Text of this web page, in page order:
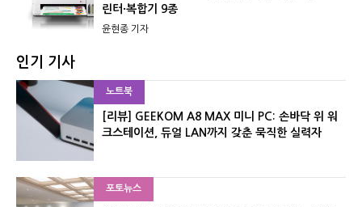
린터·복합기 9종
윤현종 기자
인기 기사
노트북
[리뷰] GEEKOM A8 MAX 미니 PC: 손바닥 위 워
크스테이션, 듀얼 LAN까지 갖춘 묵직한 실력자
포토뉴스